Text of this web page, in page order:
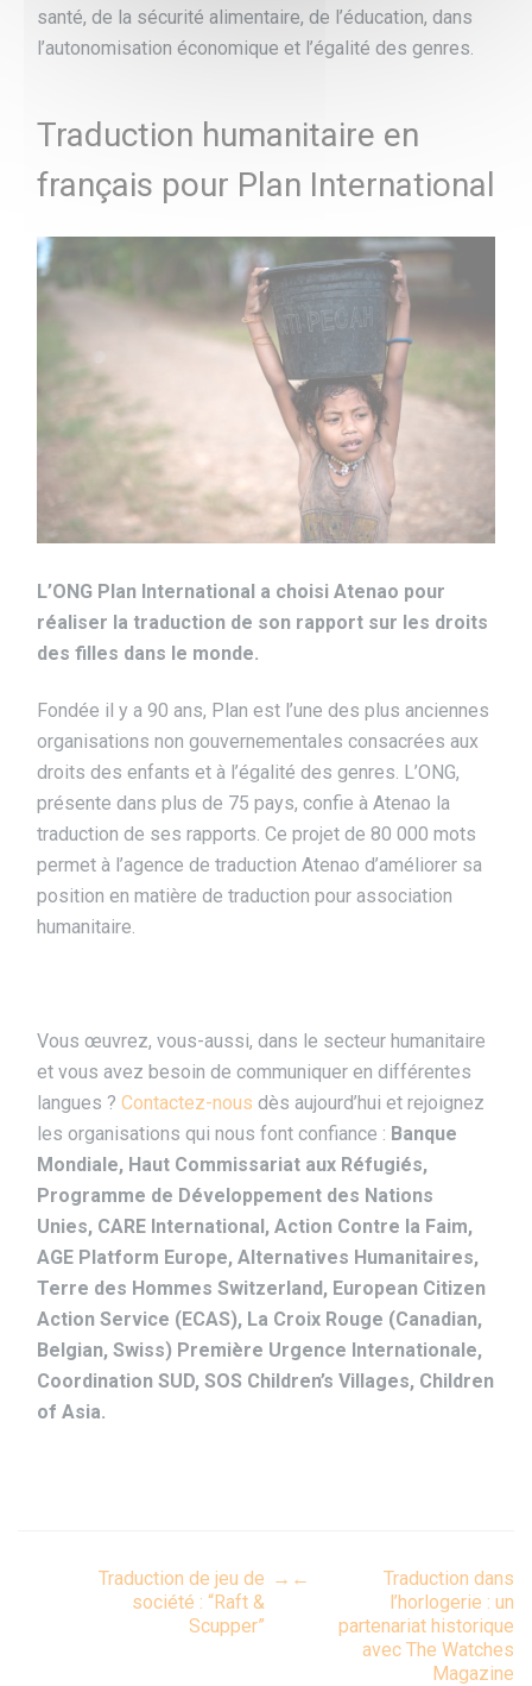
santé, de la sécurité alimentaire, de l’éducation, dans
l’autonomisation économique et l’égalité des genres.
Traduction humanitaire en
français pour Plan International
L’ONG Plan International a choisi Atenao pour
réaliser la traduction de son rapport sur les droits
des filles dans le monde.
Fondée il y a 90 ans, Plan est l’une des plus anciennes
organisations non gouvernementales consacrées aux
droits des enfants et à l’égalité des genres. L’ONG,
présente dans plus de 75 pays, confie à Atenao la
traduction de ses rapports. Ce projet de 80 000 mots
permet à l’agence de traduction Atenao d’améliorer sa
position en matière de traduction pour association
humanitaire.
Vous œuvrez, vous-aussi, dans le secteur humanitaire
et vous avez besoin de communiquer en différentes
langues ? Contactez-nous dès aujourd’hui et rejoignez
les organisations qui nous font confiance : Banque
Mondiale, Haut Commissariat aux Réfugiés,
Programme de Développement des Nations
Unies, CARE International, Action Contre la Faim,
AGE Platform Europe, Alternatives Humanitaires,
Terre des Hommes Switzerland, European Citizen
Action Service (ECAS), La Croix Rouge (Canadian,
Belgian, Swiss) Première Urgence Internationale,
Coordination SUD, SOS Children’s Villages, Children
of Asia.
Post
navigation
←
Traduction dans
l’horlogerie : un
partenariat historique
avec The Watches
Magazine
Traduction de jeu de
société : “Raft &
Scupper”
→